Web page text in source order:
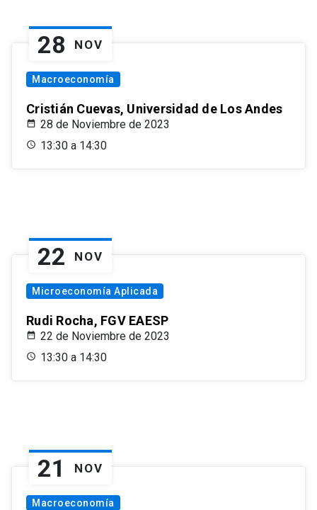
28 NOV
Macroeconomía
Cristián Cuevas, Universidad de Los Andes
28 de Noviembre de 2023
13:30 a 14:30
22 NOV
Microeconomía Aplicada
Rudi Rocha, FGV EAESP
22 de Noviembre de 2023
13:30 a 14:30
21 NOV
Macroeconomía